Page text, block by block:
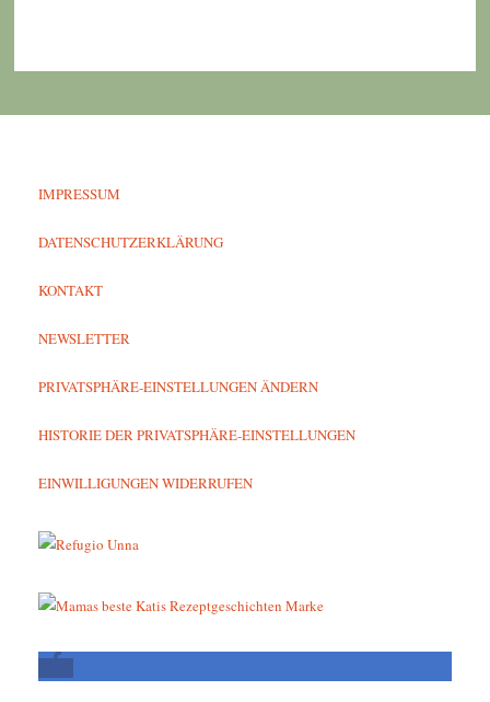
IMPRESSUM
DATENSCHUTZERKLÄRUNG
KONTAKT
NEWSLETTER
PRIVATSPHÄRE-EINSTELLUNGEN ÄNDERN
HISTORIE DER PRIVATSPHÄRE-EINSTELLUNGEN
EINWILLIGUNGEN WIDERRUFEN